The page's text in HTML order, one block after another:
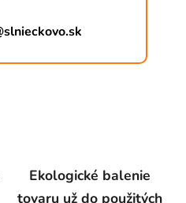
slnieckovo.sk
Ekologické balenie
tovaru už do použitých